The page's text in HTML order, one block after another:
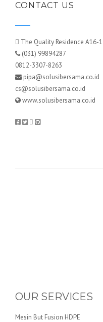
CONTACT US
The Quality Residence A16-
(031) 99894287
0812-3307-8263
pipa@solusibersama.co.id
cs@solusibersama.co.id
www.solusibersama.co.id
OUR SERVICES
Mesin But Fusion HDPE